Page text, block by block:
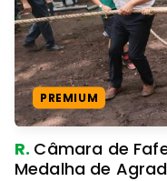
PREMIUM
R. Câmara de Fafe
Medalha de